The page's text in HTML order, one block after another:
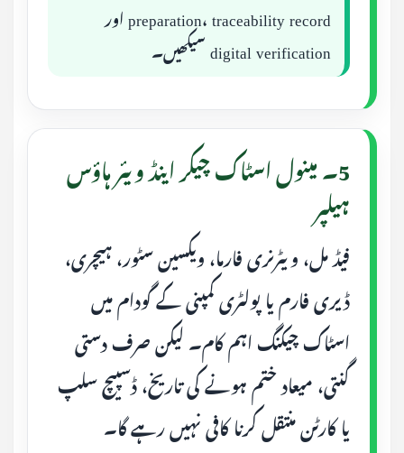
preparation، traceability record اور
digital verification سیکھیں۔
5۔ مینول اسٹاک چیکر اینڈ ویئر ہاؤس
ہیلپر
فیڈ مل، ویٹرنری فارما، ویکسین سٹور، ہیچری،
ڈیری فارم یا پولٹری کمپنی کے گودام میں
اسٹاک چیکنگ اہم کام۔ لیکن صرف دستی
گنتی، میعاد ختم ہونے کی تاریخ، ڈسپیچ سلپ
یا کارٹن منتقل کرنا کافی نہیں رہے گا۔